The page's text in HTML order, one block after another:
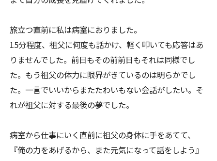
旅立つ直前に私は病室におりました。
15分程度、祖父に何度も話かけ、軽く叩いても応答はあ
りませんでした。前日もその前前日もそれは同様でし
た。もう祖父の体力に限界がきているのは明らかでし
た。一言でいいからまたたわいもない会話がしたい。そ
れが祖父に対する最後の夢でした。
病室から仕事にいく直前に祖父の身体に手をあてて、
『俺の力をあげるから、また元気になって話をしよう』